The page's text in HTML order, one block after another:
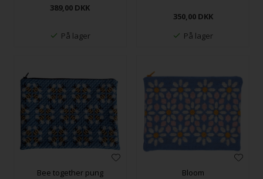
389,00 DKK
På lager
350,00 DKK
På lager
Bee together pung Bloom